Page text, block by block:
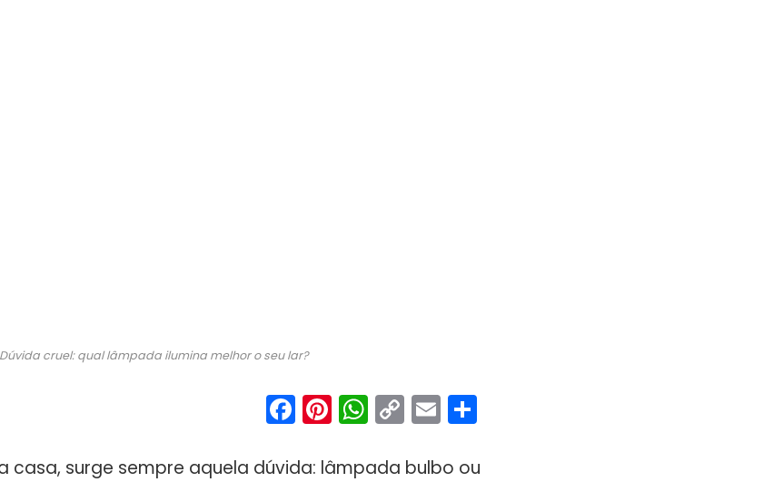
Dúvida cruel: qual lâmpada ilumina melhor o seu lar?
Facebook
Pinterest
WhatsApp
Copy
Link
Email
casa, surge sempre aquela dúvida: lâmpada bulbo ou